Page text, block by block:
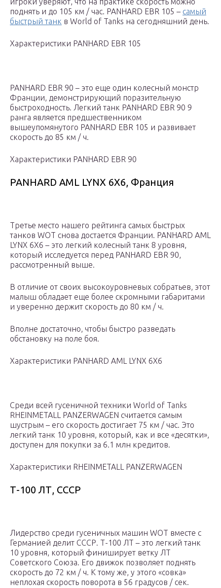
поднять и до 105 км / час. PANHARD EBR 105 – самый
быстрый танк в World of Tanks на сегодняшний день.
Характеристики PANHARD EBR 105
PANHARD EBR 90 – это еще один колесный монстр
Франции, демонстрирующий поразительную
быстроходность. Легкий танк PANHARD EBR 90 9
ранга является предшественником
вышеупомянутого PANHARD EBR 105 и развивает
скорость до 85 км / ч.
Характеристики PANHARD EBR 90
PANHARD AML LYNX 6X6, Франция
Третье место нашего рейтинга самых быстрых
танков WOT снова достается Франции. PANHARD AML
LYNX 6X6 – это легкий колесный танк 8 уровня,
который исследуется перед PANHARD EBR 90,
рассмотренный выше.
В отличие от своих высокоуровневых собратьев, этот
малыш обладает еще более скромными габаритами
и уверенно держит скорость до 80 км / ч.
Вполне достаточно, чтобы быстро разведать
обстановку на поле боя.
Характеристики PANHARD AML LYNX 6X6
Среди всей гусеничной техники World of Tanks
RHEINMETALL PANZERWAGEN считается самым
шустрым – его скорость достигает 75 км / час. Это
легкий танк 10 уровня, который, как и все «десятки»,
доступен для покупки за 6.1 млн кредитов.
Характеристики RHEINMETALL PANZERWAGEN
Т-100 ЛТ, СССР
Лидерство среди гусеничных машин WOT вместе с
Германией делит СССР. Т-100 ЛТ – это легкий танк
10 уровня, который финиширует ветку ЛТ
Советского Союза. Его движок позволяет поднять
скорость до 72 км / ч. К тому же, у этого «совка»
неплохая скорость поворота в 56 градусов / сек.